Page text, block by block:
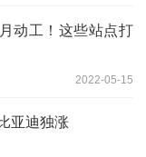
动工！这些站点打
2022-05-15
亚迪独涨